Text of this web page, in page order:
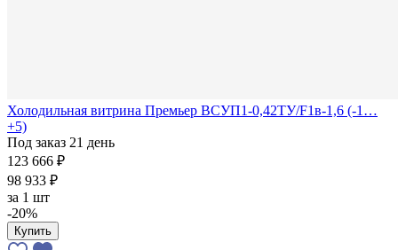
Холодильная витрина Премьер ВСУП1-0,42ТУ/F1в-1,6 (-1…
+5)
Под заказ 21 день
123 666 ₽
98 933 ₽
за 1 шт
-20%
Купить